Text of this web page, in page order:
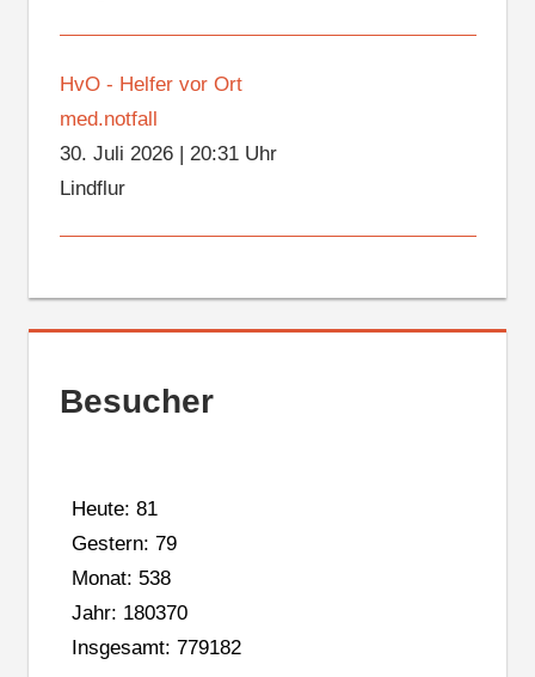
HvO - Helfer vor Ort
med.notfall
30. Juli 2026| 20:31 Uhr
Lindflur
Besucher
Heute: 81
Gestern: 79
Monat: 538
Jahr: 180370
Insgesamt: 779182